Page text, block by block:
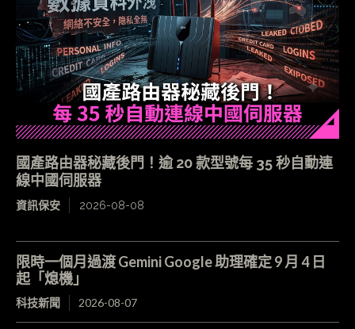
國產路由器秘藏後門！逾 20 款型號每 35 秒自動連
線中國伺服器
資訊保安 2026-08-08
限時一個月過渡 Gemini Google 助理確定 9 月 4 日
起「熄機」
科技新聞 2026-08-07